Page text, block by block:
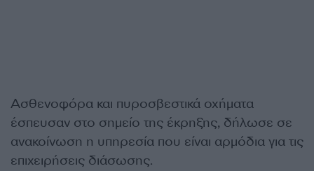
Ασθενοφόρα και πυροσβεστικά οχήματα
έσπευσαν στο σημείο της έκρηξης, δήλωσε σε
ανακοίνωση η υπηρεσία που είναι αρμόδια για τις
επιχειρήσεις διάσωσης.